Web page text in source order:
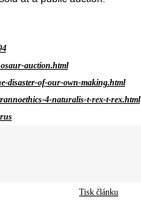
auction.html
disaster-of-our-own-making.html
4-naturalis-t-rex-t-rex.html
Tisk článku